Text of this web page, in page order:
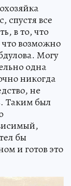
спустя все
в то, что
возможно
Могу
одна
никогда
не
Таким был
бы
и готов это